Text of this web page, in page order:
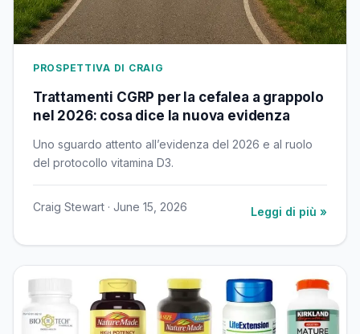
PROSPETTIVA DI CRAIG
Trattamenti CGRP per la cefalea a grappolo
nel 2026: cosa dice la nuova evidenza
Uno sguardo attento all’evidenza del 2026 e al ruolo
del protocollo vitamina D3.
Craig Stewart · June 15, 2026 Leggi di più »